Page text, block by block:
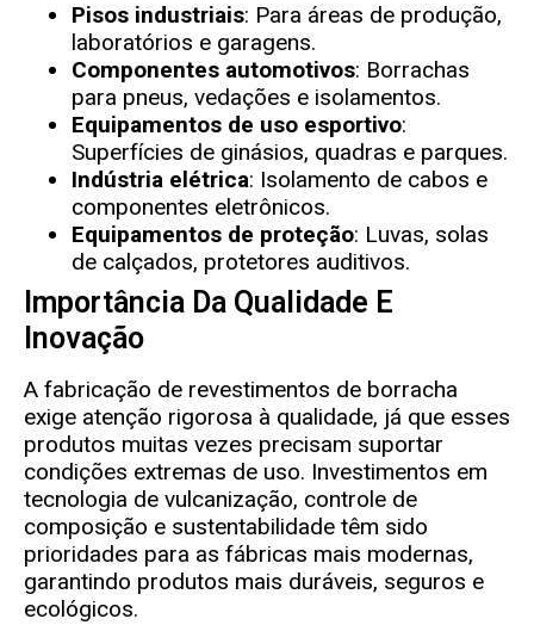
Pisos industriais: Para áreas de produção,
laboratórios e garagens.
Componentes automotivos: Borrachas
para pneus, vedações e isolamentos.
Equipamentos de uso esportivo:
Superfícies de ginásios, quadras e parques.
Indústria elétrica: Isolamento de cabos e
componentes eletrônicos.
Equipamentos de proteção: Luvas, solas
de calçados, protetores auditivos.
Importância Da Qualidade E
Inovação
A fabricação de revestimentos de borracha
exige atenção rigorosa à qualidade, já que esses
produtos muitas vezes precisam suportar
condições extremas de uso. Investimentos em
tecnologia de vulcanização, controle de
composição e sustentabilidade têm sido
prioridades para as fábricas mais modernas,
garantindo produtos mais duráveis, seguros e
ecológicos.